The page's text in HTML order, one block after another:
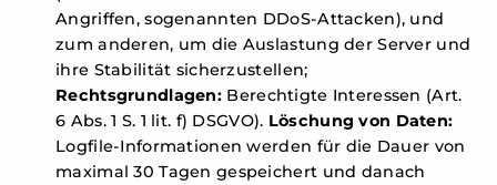
Angriffen, sogenannten DDoS-Attacken), und
zum anderen, um die Auslastung der Server und
ihre Stabilität sicherzustellen;
Rechtsgrundlagen: Berechtigte Interessen (Art.
6 Abs. 1 S. 1 lit. f) DSGVO). Löschung von Daten:
Logfile-Informationen werden für die Dauer von
maximal 30 Tagen gespeichert und danach